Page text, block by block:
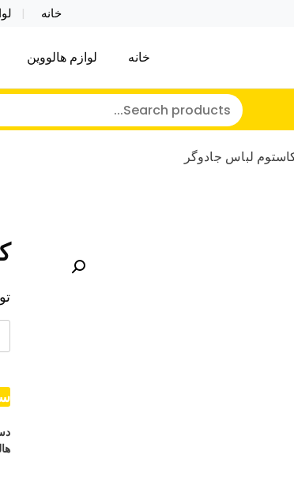
خانه
هالووین ولن تاین کادویی
ماگ نایکر توی فروش عمده لوازم
خانه لوازم هالووین
لباس جادوگر